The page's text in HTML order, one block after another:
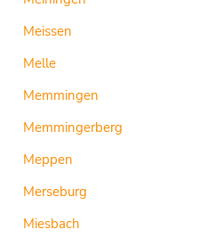
Meissen
Melle
Memmingen
Memmingerberg
Meppen
Merseburg
Miesbach